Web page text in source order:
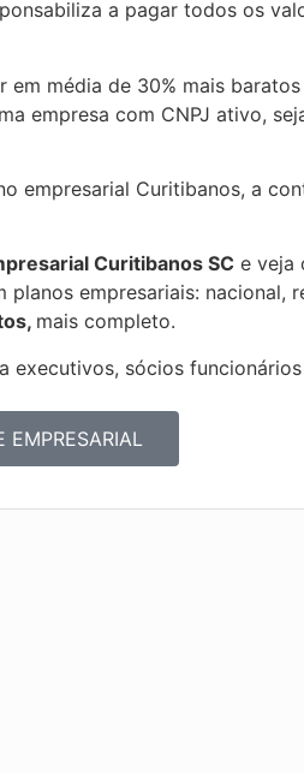
a pagar todos os
em média de 30% mais
empresa com CNPJ ativo,
empresarial Curitibanos, a
Curitibanos SC e veja
empresariais: nacional,
mais completo.
executivos, sócios
EMPRESARIAL